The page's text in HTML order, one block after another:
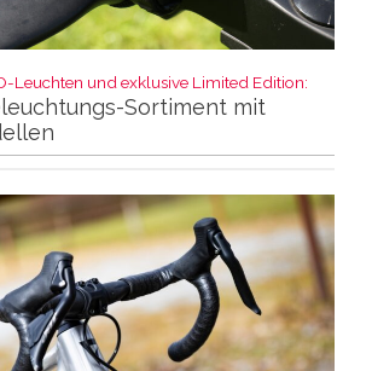
Leuchten und exklusive Limited Edition:
Sortiment mit